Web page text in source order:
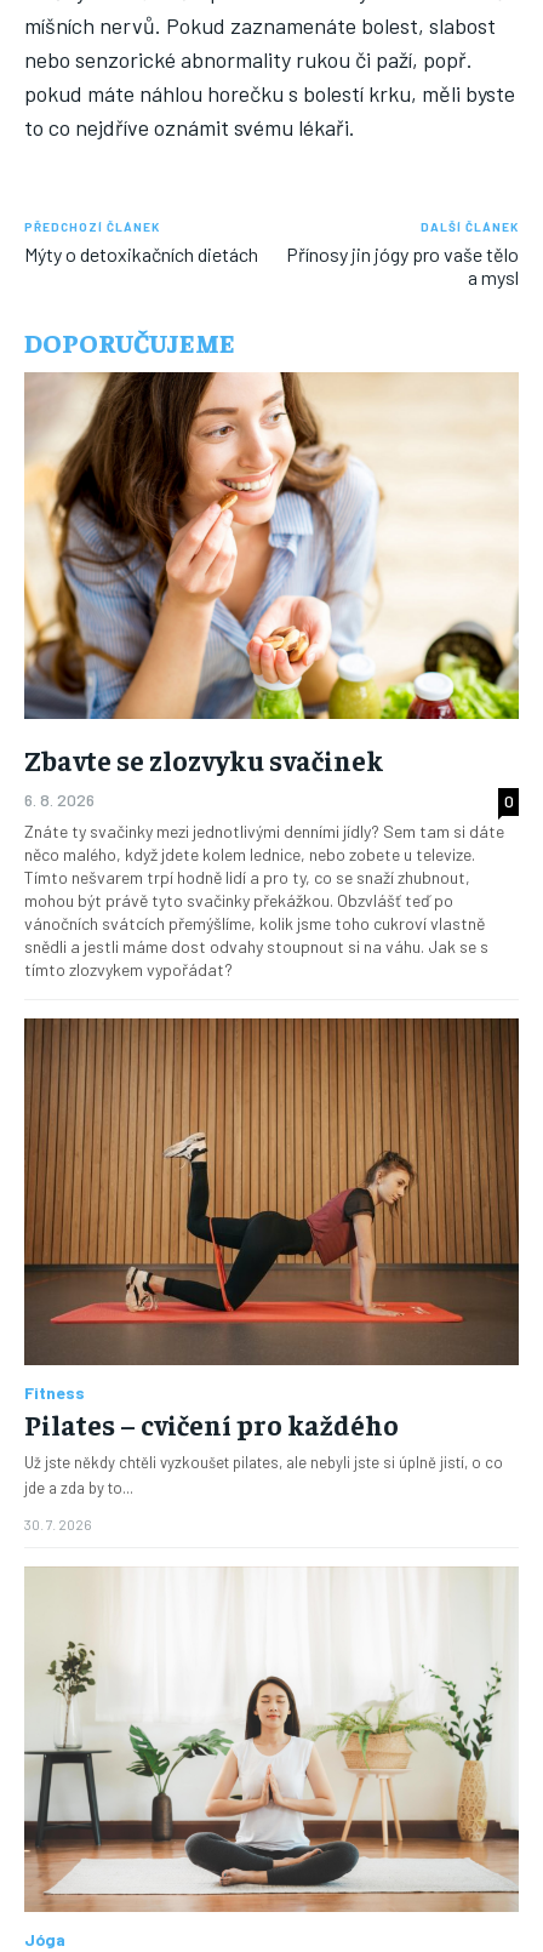
míšních nervů. Pokud zaznamenáte bolest, slabost
nebo senzorické abnormality rukou či paží, popř.
pokud máte náhlou horečku s bolestí krku, měli byste
to co nejdříve oznámit svému lékaři.
PŘEDCHOZÍ ČLÁNEK
Mýty o detoxikačních dietách
DALŠÍ ČLÁNEK
Přínosy jin jógy pro vaše tělo
a mysl
DOPORUČUJEME
Zbavte se zlozvyku svačinek
6. 8. 2026
0
Znáte ty svačinky mezi jednotlivými denními jídly? Sem tam si dáte
něco malého, když jdete kolem lednice, nebo zobete u televize.
Tímto nešvarem trpí hodně lidí a pro ty, co se snaží zhubnout,
mohou být právě tyto svačinky překážkou. Obzvlášť teď po
vánočních svátcích přemýšlíme, kolik jsme toho cukroví vlastně
snědli a jestli máme dost odvahy stoupnout si na váhu. Jak se s
tímto zlozvykem vypořádat?
Fitness
Pilates – cvičení pro každého
Už jste někdy chtěli vyzkoušet pilates, ale nebyli jste si úplně jistí, o co
jde a zda by to...
30. 7. 2026
Jóga